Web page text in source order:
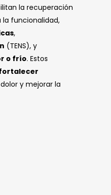
la recuperación
la funcionalidad,
,
(TENS), y
o frío. Estos
y mejorar la